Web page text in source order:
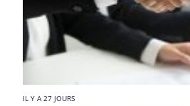
IL Y A 27 JOURS